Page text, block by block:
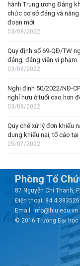
hành Trung ương Đảng
chức cơ sở đảng và
đoạn mới
03/08/2022
Quy định số 69-QĐ/TW
đảng, đảng viên vi phạm
03/08/2022
Nghị định 50/2022/NĐ-
nghỉ hưu ở tuổi cao hơn
03/08/2022
Quy chế xử lý đơn khiếu
dung khiếu nại, tố cáo tại
25/07/2022
Phòng Tổ
87 Nguyễn Chí Thanh,
Điện thoại:
Email: info@hlu.edu.vn
© 2016 Trường Đại học